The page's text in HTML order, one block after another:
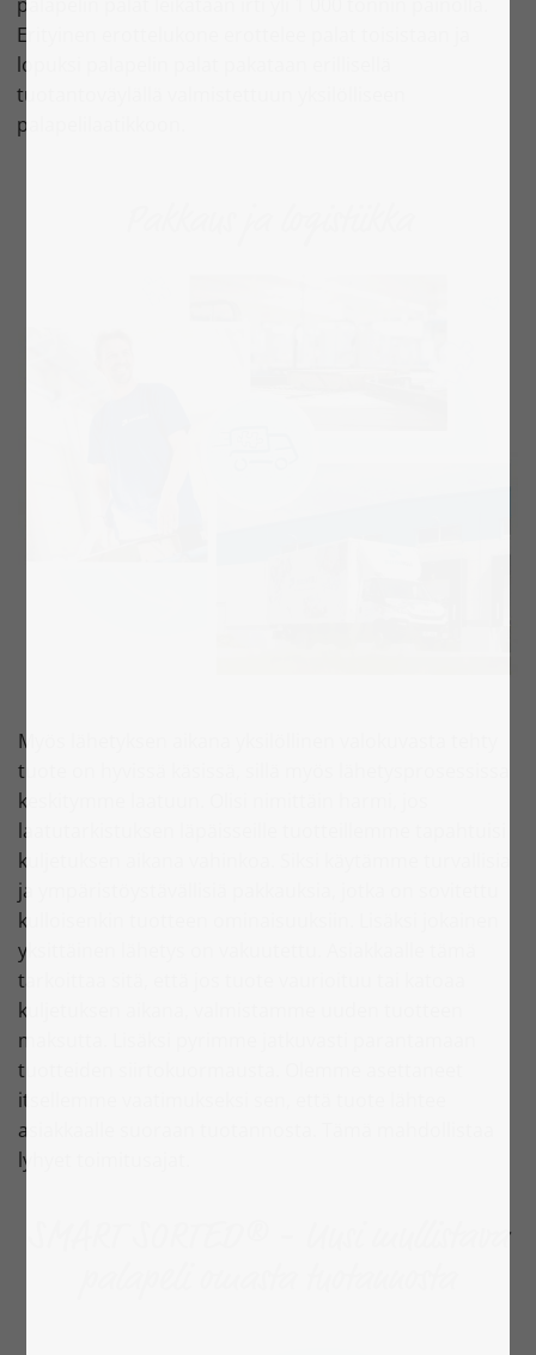
Erityinen erottelukone erottelee palat toisistaan ja
lopuksi palapelin palat pakataan erillisellä
tuotantoväylällä valmistettuun yksilölliseen
palapelilaatikkoon.
Myös lähetyksen aikana yksilöllinen valokuvasta tehty
tuote on hyvissä käsissä, sillä myös lähetysprosessissa
keskitymme laatuun. Olisi nimittäin harmi, jos
laatutarkistuksen läpäisseille tuotteillemme tapahtuisi
kuljetuksen aikana vahinkoa. Siksi käytämme turvallisia
ja ympäristöystävällisiä pakkauksia, jotka on sovitettu
kulloisenkin tuotteen ominaisuuksiin. Lisäksi jokainen
yksittäinen lähetys on vakuutettu. Asiakkaalle tämä
tarkoittaa sitä, että jos tuote vaurioituu tai katoaa
kuljetuksen aikana, valmistamme uuden tuotteen
maksutta. Lisäksi pyrimme jatkuvasti parantamaan
tuotteiden siirtokuormausta. Olemme asettaneet
itsellemme vaatimukseksi sen, että tuote lähtee
asiakkaalle suoraan tuotannosta. Tämä mahdollistaa
lyhyet toimitusajat.